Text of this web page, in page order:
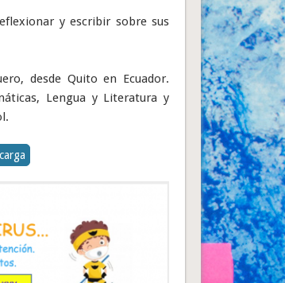
y escribir sobre sus
desde Quito en Ecuador.
Lengua y Literatura y